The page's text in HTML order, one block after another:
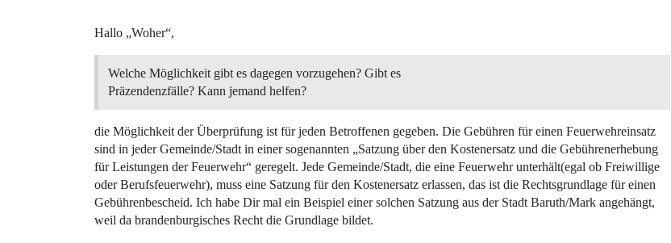
Hallo „Woher“,
Welche Möglichkeit gibt es dagegen vorzugehen? Gibt es
Präzendenzfälle? Kann jemand helfen?
die Möglichkeit der Überprüfung ist für jeden Betroffenen gegeben. Die Gebühren für einen Feuerwehreinsatz
sind in jeder Gemeinde/Stadt in einer sogenannten „Satzung über den Kostenersatz und die Gebührenerhebung
für Leistungen der Feuerwehr“ geregelt. Jede Gemeinde/Stadt, die eine Feuerwehr unterhält(egal ob Freiwillige
oder Berufsfeuerwehr), muss eine Satzung für den Kostenersatz erlassen, das ist die Rechtsgrundlage für einen
Gebührenbescheid. Ich habe Dir mal ein Beispiel einer solchen Satzung aus der Stadt Baruth/Mark angehängt,
weil da brandenburgisches Recht die Grundlage bildet.